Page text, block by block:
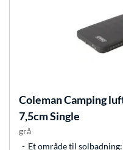
ColemanCamping
7,5cm Single
grå
Et område til